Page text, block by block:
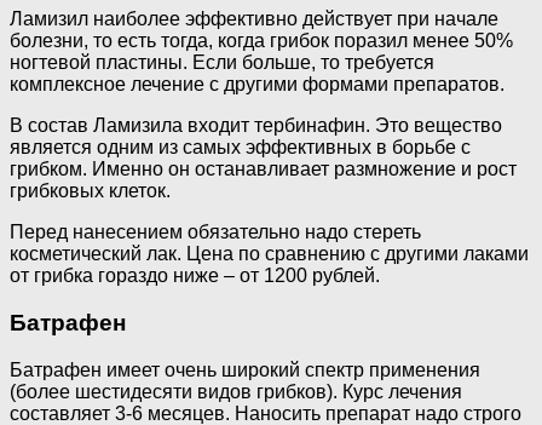
Ламизил наиболее эффективно действует при начале
болезни, то есть тогда, когда грибок поразил менее 50%
ногтевой пластины. Если больше, то требуется
комплексное лечение с другими формами препаратов.
В состав Ламизила входит тербинафин. Это вещество
является одним из самых эффективных в борьбе с
грибком. Именно он останавливает размножение и рост
грибковых клеток.
Перед нанесением обязательно надо стереть
косметический лак. Цена по сравнению с другими лаками
от грибка гораздо ниже – от 1200 рублей.
Батрафен
Батрафен имеет очень широкий спектр применения
(более шестидесяти видов грибков). Курс лечения
составляет 3-6 месяцев. Наносить препарат надо строго